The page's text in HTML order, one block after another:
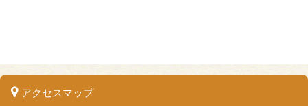
アクセスマップ